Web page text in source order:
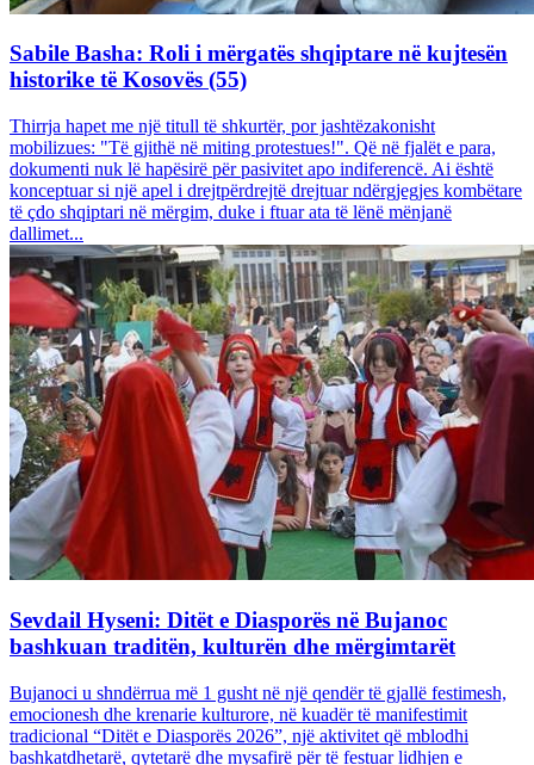
Sabile Basha: Roli i mërgatës shqiptare në kujtesën
historike të Kosovës (55)
Thirrja hapet me një titull të shkurtër, por jashtëzakonisht
mobilizues: "Të gjithë në miting protestues!". Që në fjalët e para,
dokumenti nuk lë hapësirë për pasivitet apo indiferencë. Ai është
konceptuar si një apel i drejtpërdrejtë drejtuar ndërgjegjes kombëtare
të çdo shqiptari në mërgim, duke i ftuar ata të lënë mënjanë
dallimet...
Sevdail Hyseni: Ditët e Diasporës në Bujanoc
bashkuan traditën, kulturën dhe mërgimtarët
Bujanoci u shndërrua më 1 gusht në një qendër të gjallë festimesh,
emocionesh dhe krenarie kulturore, në kuadër të manifestimit
tradicional “Ditët e Diasporës 2026”, një aktivitet që mblodhi
bashkatdhetarë, qytetarë dhe mysafirë për të festuar lidhjen e